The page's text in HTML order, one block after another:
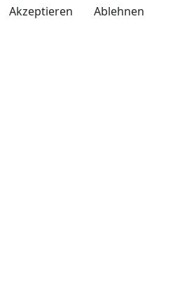
Akzeptieren Ablehnen